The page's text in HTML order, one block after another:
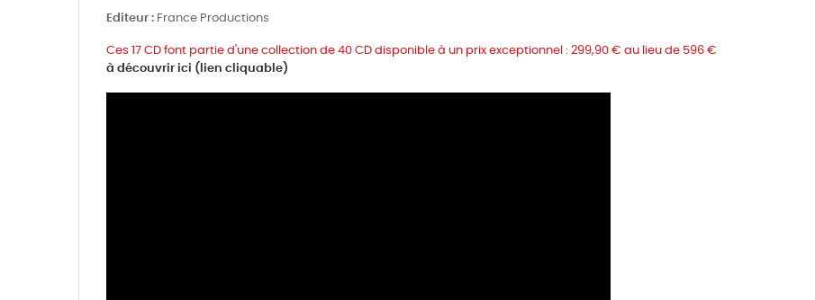
Editeur : France Productions
Ces 17 CD font partie d'une collection de 40 CD disponible à un prix exceptionnel : 299,90 € au lieu de 596 €
à découvrir ici (lien cliquable)